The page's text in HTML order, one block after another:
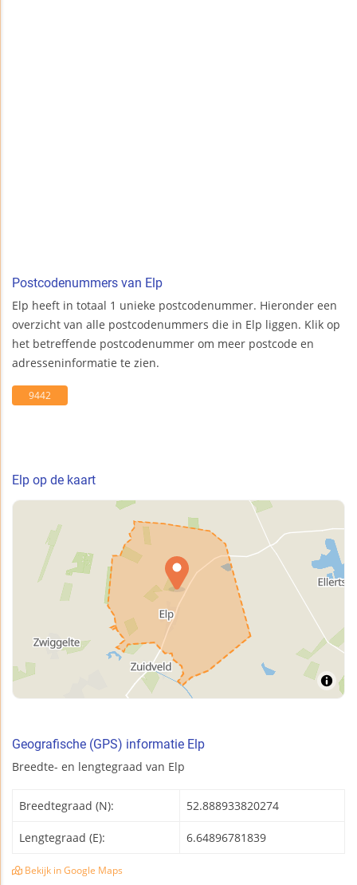
Postcodenummers van Elp
Elp heeft in totaal 1 unieke postcodenummer. Hieronder een
overzicht van alle postcodenummers die in Elp liggen. Klik op
het betreffende postcodenummer om meer postcode en
adresseninformatie te zien.
9442
Elp op de kaart
Geografische (GPS) informatie Elp
Breedte- en lengtegraad van Elp
Breedtegraad (N): 52.888933820274
Lengtegraad (E): 6.64896781839
Bekijk in Google Maps